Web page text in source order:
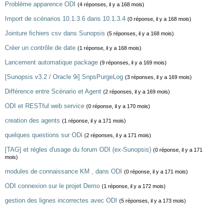
Problème apparence ODI (4 réponses, il y a 168 mois)
Import de scénarios 10.1.3.6 dans 10.1.3.4 (0 réponse, il y a 168 mois)
Jointure fichiers csv dans Sunopsis (5 réponses, il y a 168 mois)
Créer un contrôle de date (1 réponse, il y a 168 mois)
Lancement automatique package (9 réponses, il y a 169 mois)
[Sunopsis v3.2 / Oracle 9i] SnpsPurgeLog (3 réponses, il y a 169 mois)
Différence entre Scénario et Agent (2 réponses, il y a 169 mois)
ODI et RESTful web service (0 réponse, il y a 170 mois)
creation des agents (1 réponse, il y a 171 mois)
quelques questions sur ODi (2 réponses, il y a 171 mois)
[TAG] et règles d'usage du forum ODI (ex-Sunopsis) (0 réponse, il y a 171
mois)
modules de connaissance KM , dans ODI (0 réponse, il y a 171 mois)
ODI connexion sur le projet Demo (1 réponse, il y a 172 mois)
gestion des lignes incorrectes avec ODI (5 réponses, il y a 173 mois)